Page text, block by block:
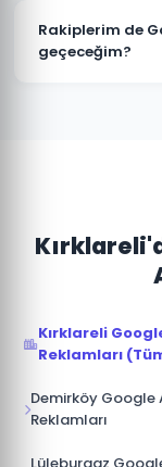
müşterimize
seviyesinde
Rakiplerim de
geçeceğim?
yöneterek
Kırklareli
Reklamları
Demirköy Google
Reklamları